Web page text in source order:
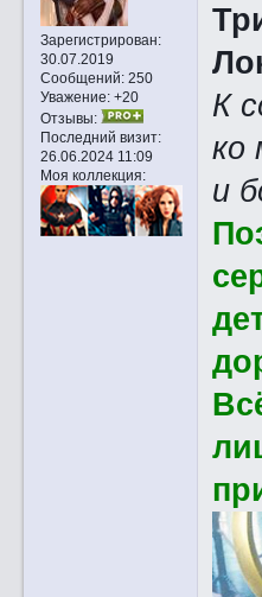
Зарегистрирован:
30.07.2019
Сообщений:250
Уважение: +20
Отзывы:
Последний визит:
26.06.2024 11:09
Моя коллекция:
К
ко
и